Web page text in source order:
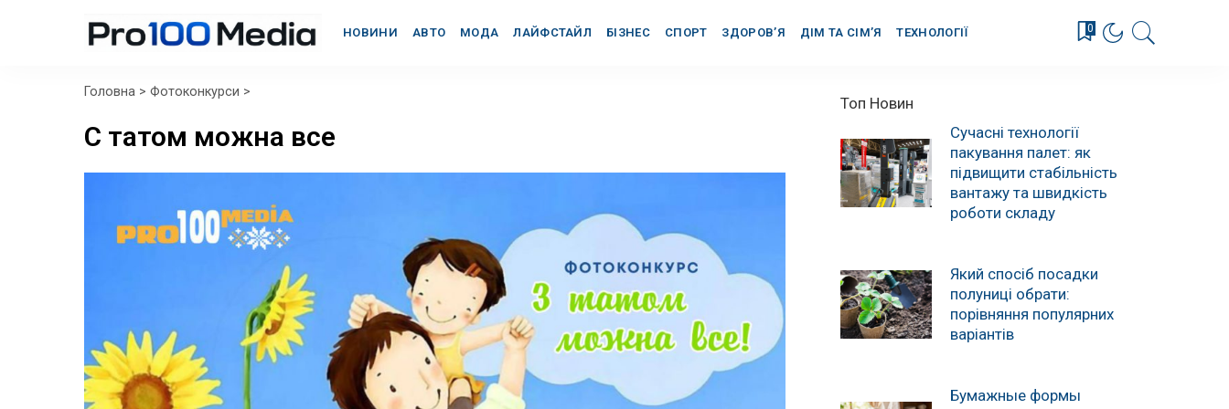
НОВИНИ АВТО МОДА ЛАЙФСТАЙЛ БІЗНЕС СПОРТ ЗДОРОВ’Я ДІМ ТА СІМ’Я ТЕХНОЛОГІЇ 0
Головна > Фотоконкурси >
С татом можна все
Топ Новин
Сучасні технології
пакування палет: як
підвищити стабільність
вантажу та швидкість
роботи складу
Який спосіб посадки
полуниці обрати:
порівняння популярних
варіантів
Бумажные формы